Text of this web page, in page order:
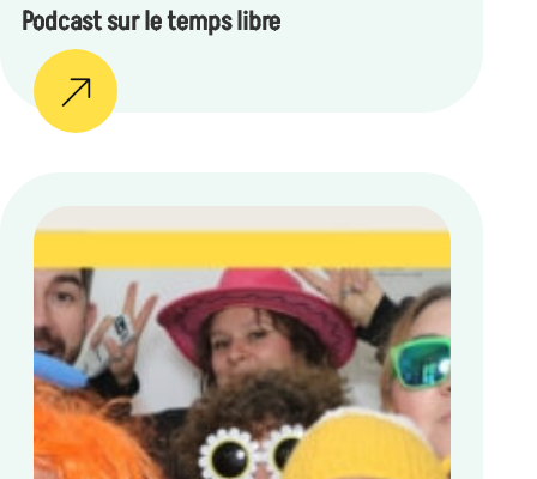
Podcast sur le temps libre